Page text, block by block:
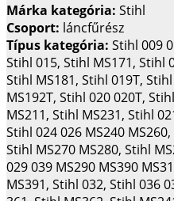
Márka kategória: Stihl
Csoport: láncfűrész
Típus kategória: Stihl 009
Stihl 015, Stihl MS171, Stihl
Stihl MS181, Stihl 019T,
MS192T, Stihl 020 020T,
MS211, Stihl MS231, Stihl
Stihl 024 026 MS240
Stihl MS270 MS280, Stihl
029 039 MS290 MS390
MS391, Stihl 032, Stihl 036